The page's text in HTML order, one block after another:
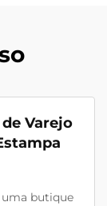
Varejo
butique